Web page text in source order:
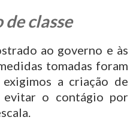
classe
ao governo e às
tomadas foram
a criação de
evitar o contágio por